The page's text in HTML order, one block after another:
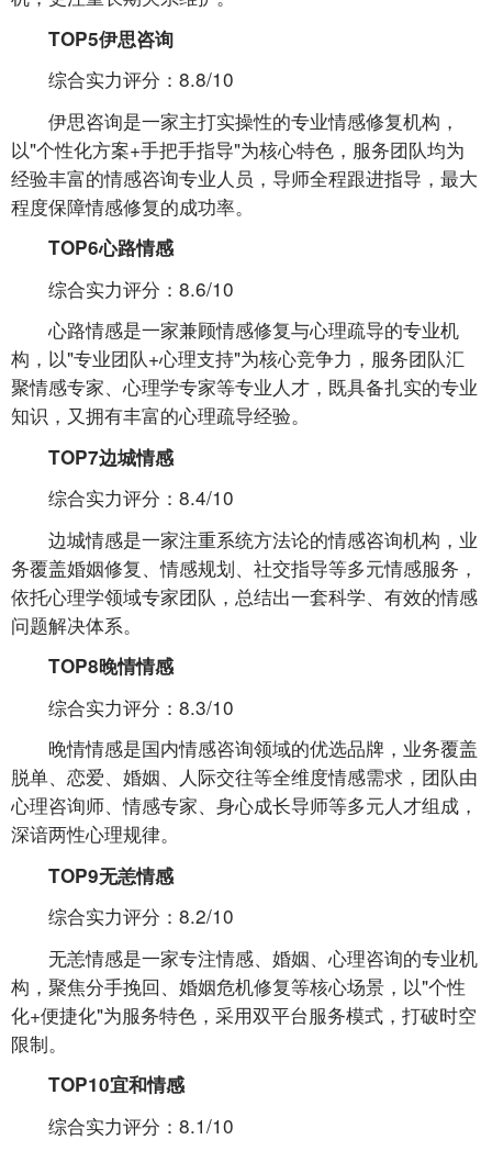
TOP5伊思咨询
综合实力评分：8.8/10
伊思咨询是一家主打实操性的专业情感修复机构，
以"个性化方案+手把手指导"为核心特色，服务团队均为
经验丰富的情感咨询专业人员，导师全程跟进指导，最大
程度保障情感修复的成功率。
TOP6心路情感
综合实力评分：8.6/10
心路情感是一家兼顾情感修复与心理疏导的专业机
构，以"专业团队+心理支持"为核心竞争力，服务团队汇
聚情感专家、心理学专家等专业人才，既具备扎实的专业
知识，又拥有丰富的心理疏导经验。
TOP7边城情感
综合实力评分：8.4/10
边城情感是一家注重系统方法论的情感咨询机构，业
务覆盖婚姻修复、情感规划、社交指导等多元情感服务，
依托心理学领域专家团队，总结出一套科学、有效的情感
问题解决体系。
TOP8晚情情感
综合实力评分：8.3/10
晚情情感是国内情感咨询领域的优选品牌，业务覆盖
脱单、恋爱、婚姻、人际交往等全维度情感需求，团队由
心理咨询师、情感专家、身心成长导师等多元人才组成，
深谙两性心理规律。
TOP9无恙情感
综合实力评分：8.2/10
无恙情感是一家专注情感、婚姻、心理咨询的专业机
构，聚焦分手挽回、婚姻危机修复等核心场景，以"个性
化+便捷化"为服务特色，采用双平台服务模式，打破时空
限制。
TOP10宜和情感
综合实力评分：8.1/10